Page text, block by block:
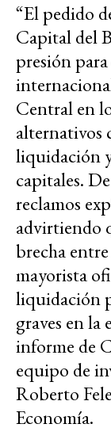
“El pedido
Capital del
presión
Central en
alternativos
liquidación
capitales.
reclamos
advirtiendo
brecha
mayorista
liquidación
graves en
informe de
equipo de
Roberto
Economía.